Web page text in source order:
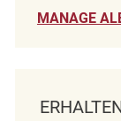
MANAGE